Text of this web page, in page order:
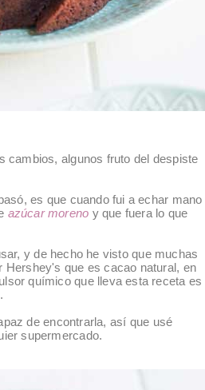
cambios, algunos fruto del despiste
es que cuando fui a echar mano
azúcar moreno y que fuera lo que
y de hecho he visto que muchas
Hershey's que es cacao natural, en
químico que lleva esta receta es
de encontrarla, así que usé
supermercado.